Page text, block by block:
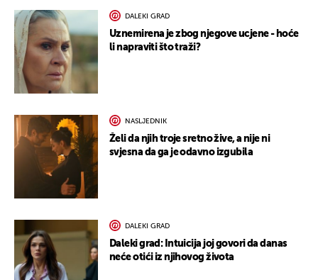
DALEKI GRAD
Uznemirena je zbog njegove ucjene - hoće
li napraviti što traži?
NASLJEDNIK
Želi da njih troje sretno žive, a nije ni
svjesna da ga je odavno izgubila
DALEKI GRAD
Daleki grad: Intuicija joj govori da danas
neće otići iz njihovog života